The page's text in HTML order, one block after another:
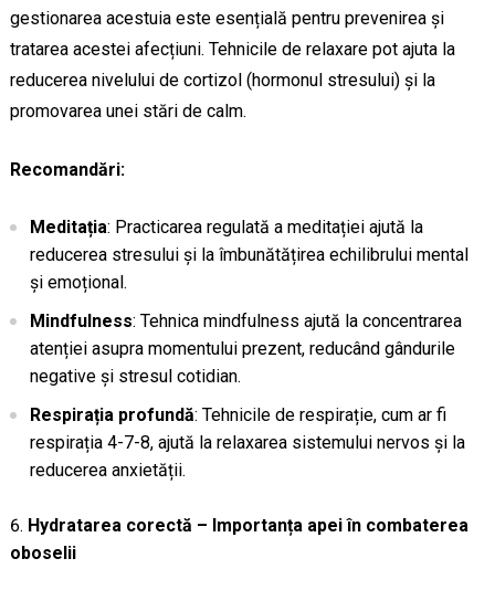
gestionarea acestuia este esențială pentru prevenirea și
tratarea acestei afecțiuni. Tehnicile de relaxare pot ajuta la
reducerea nivelului de cortizol (hormonul stresului) și la
promovarea unei stări de calm.
Recomandări:
Meditația: Practicarea regulată a meditației ajută la
reducerea stresului și la îmbunătățirea echilibrului mental
și emoțional.
Mindfulness: Tehnica mindfulness ajută la concentrarea
atenției asupra momentului prezent, reducând gândurile
negative și stresul cotidian.
Respirația profundă: Tehnicile de respirație, cum ar fi
respirația 4-7-8, ajută la relaxarea sistemului nervos și la
reducerea anxietății.
Hydratarea corectă – Importanța apei în combaterea
oboselii